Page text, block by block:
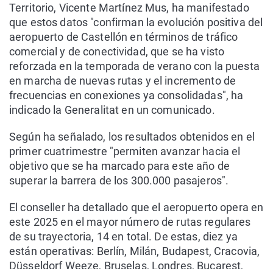
Territorio, Vicente Martínez Mus, ha manifestado
que estos datos "confirman la evolución positiva del
aeropuerto de Castellón en términos de tráfico
comercial y de conectividad, que se ha visto
reforzada en la temporada de verano con la puesta
en marcha de nuevas rutas y el incremento de
frecuencias en conexiones ya consolidadas", ha
indicado la Generalitat en un comunicado.
Según ha señalado, los resultados obtenidos en el
primer cuatrimestre "permiten avanzar hacia el
objetivo que se ha marcado para este año de
superar la barrera de los 300.000 pasajeros".
El conseller ha detallado que el aeropuerto opera en
este 2025 en el mayor número de rutas regulares
de su trayectoria, 14 en total. De estas, diez ya
están operativas: Berlín, Milán, Budapest, Cracovia,
Düsseldorf Weeze, Bruselas, Londres, Bucarest,